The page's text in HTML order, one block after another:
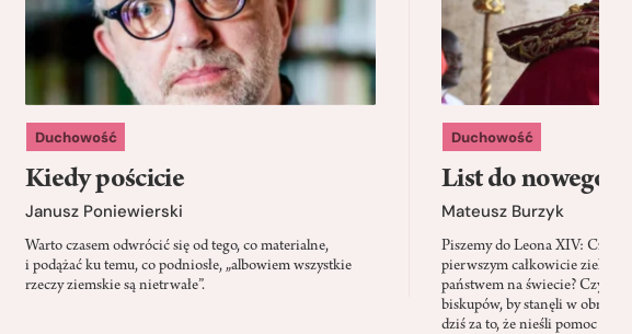
Duchowość
Kiedy pościcie
Janusz Poniewierski
Warto czasem odwrócić się od tego, co materialne,
i podążać ku temu, co podniosłe, „albowiem wszystkie
rzeczy ziemskie są nietrwałe”.
Duchowość
List do nowego
Mateusz Burzyk
Piszemy do Leona XIV: Czy
pierwszym całkowicie
państwem na świecie? Czy
biskupów, by stanęli w
dziś za to, że nieśli pomoc